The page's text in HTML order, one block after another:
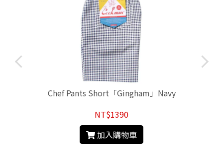
Chef Pants Short「Gingham」Navy
NT$1390
加入購物車